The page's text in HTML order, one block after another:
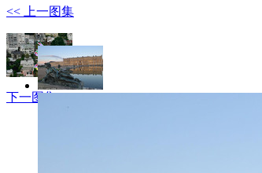
<< 上一图集
下一图集 >>